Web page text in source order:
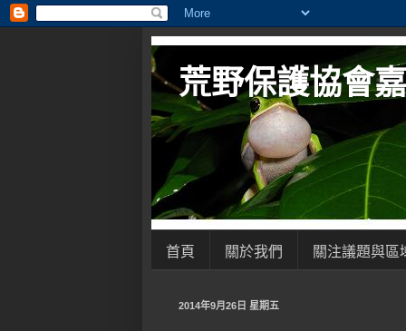
荒野保護協會
首頁 關於我們 關注議題與區
2014年9月26日 星期五